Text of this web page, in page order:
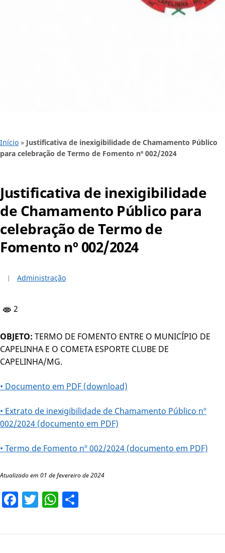
Início » Justificativa de inexigibilidade de Chamamento Público
para celebração de Termo de Fomento nº 002/2024
Justificativa de inexigibilidade
de Chamamento Público para
celebração de Termo de
Fomento nº 002/2024
Administração
2
OBJETO: TERMO DE FOMENTO ENTRE O MUNICÍPIO DE
CAPELINHA E O COMETA ESPORTE CLUBE DE
CAPELINHA/MG.
• Documento em PDF (download)
• Extrato de inexigibilidade de Chamamento Público nº
002/2024 (documento em PDF)
• Termo de Fomento nº 002/2024 (documento em PDF)
Atualizado em 01 de fevereiro de 2024
Facebook
TwitterWhatsApp